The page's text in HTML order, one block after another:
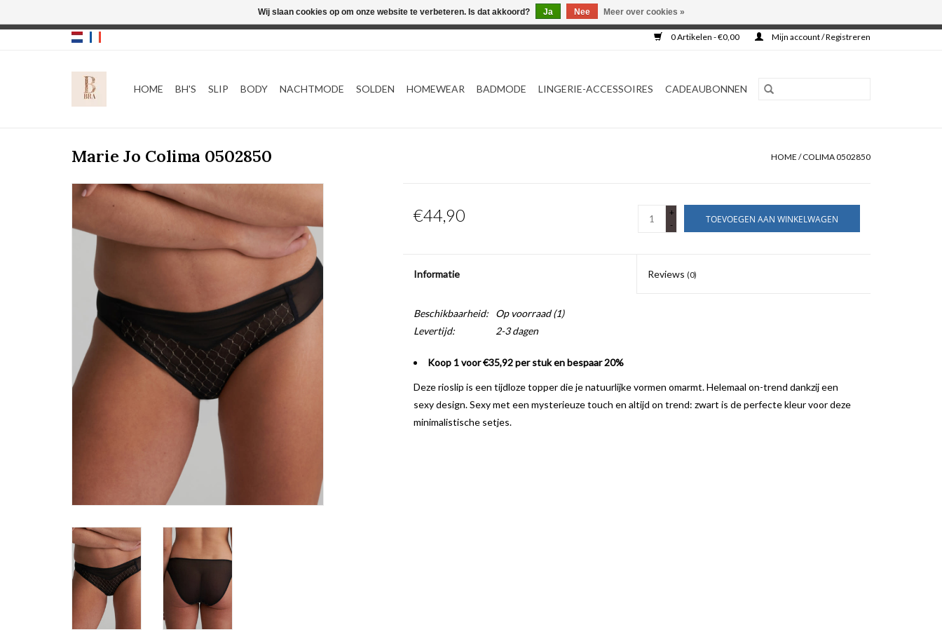
0 Artikelen - €0,00 Mijn account / Registreren
HOME BH'S SLIP BODY NACHTMODE SOLDEN HOMEWEAR BADMODE LINGERIE-ACCESSOIRES CADEAUBONNEN
Marie Jo Colima 0502850 HOME /COLIMA 0502850
€44,90
+
-
TOEVOEGEN AAN WINKELWAGEN
Informatie Reviews (0)
Beschikbaarheid: Op voorraad(1)
Levertijd:
2-3 dagen
Koop 1 voor €35,92 per stuk en bespaar 20%
Deze rioslip is een tijdloze topper die je natuurlijke vormen omarmt. Helemaal on-trend dankzij een
sexy design. Sexy met een mysterieuze touch en altijd on trend: zwart is de perfecte kleur voor deze
minimalistische setjes.
Wij slaan cookies op om onze website te verbeteren. Is dat akkoord? Ja Nee Meer over cookies »
Webshop werkt met EU maten. .